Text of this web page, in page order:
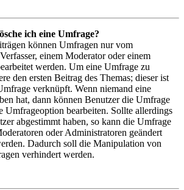
ich eine Umfrage?
können Umfragen nur vom
einem Moderator oder einem
werden. Um eine Umfrage zu
den ersten Beitrag des Themas; dieser ist
verknüpft. Wenn niemand eine
hat, dann können Benutzer die Umfrage
Umfrageoption bearbeiten. Sollte allerdings
abgestimmt haben, so kann die Umfrage
oder Administratoren geändert
Dadurch soll die Manipulation von
verhindert werden.